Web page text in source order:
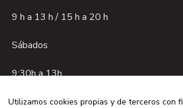
9 h a 13 h / 15 h a 20 h
Sábados
9:30h a 13h.
Utilizamos cookies propias y de terceros con